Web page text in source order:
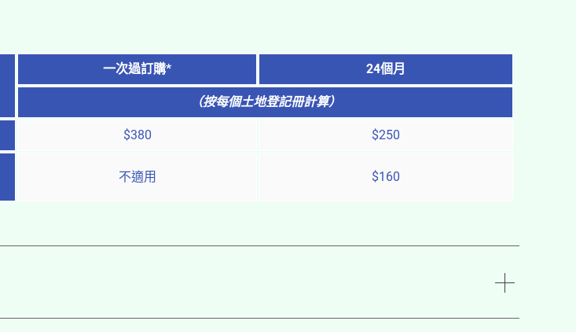
一次過訂購* 24個月
（按每個土地登記冊計算）
$380 $250
不適用 $160